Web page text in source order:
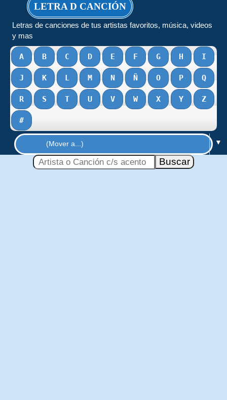
LETRA D CANCIÓN
Letras de canciones de tus artistas favoritos, música, videos
y mas
A B C D E F G H I
J K L M N Ñ O P Q
R S T U V W X Y Z
#
▼